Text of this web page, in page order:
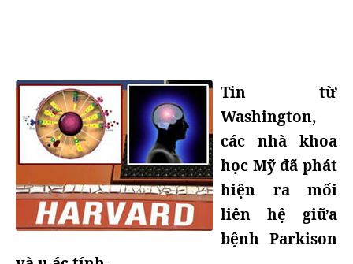
Tin từ
Washington,
các nhà khoa
học Mỹ đã phát
hiện ra mối
liên hệ giữa
bệnh Parkison